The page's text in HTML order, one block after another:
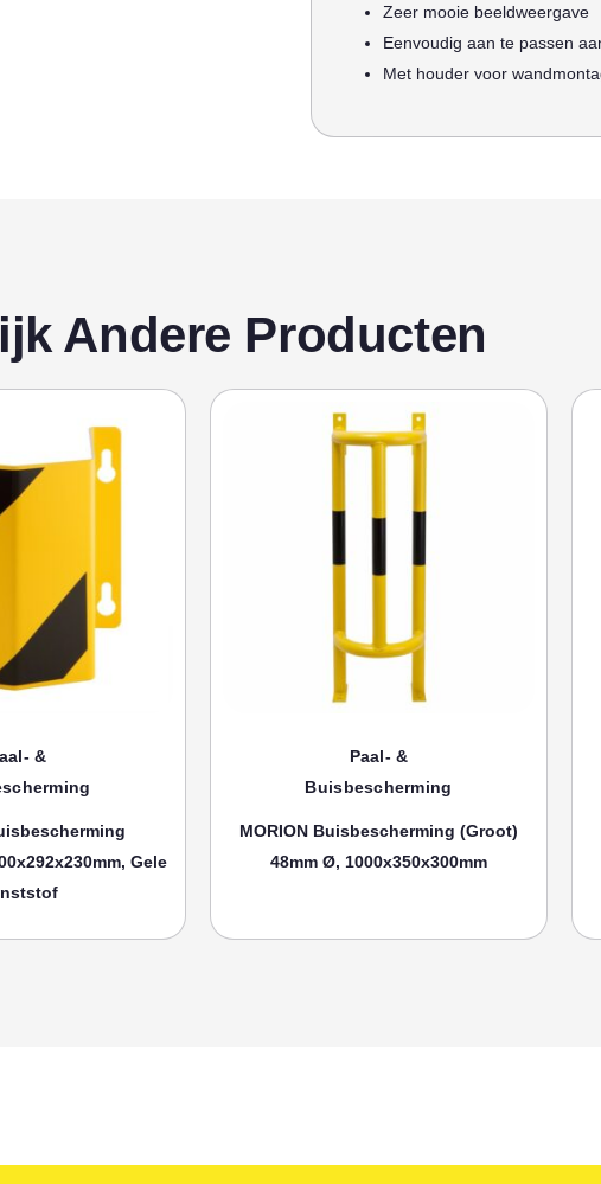
Zeer mooie beeldweergave
Eenvoudig aan te passen
Met houder voor
Andere Producten
&
Gele
Paal- &
Buisbescherming
MORION Buisbescherming (groot)
48mm Ø, 1000x350x300mm